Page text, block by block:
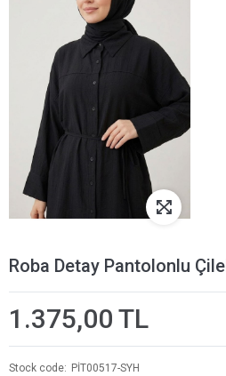
Roba Detay Pantolonlu
1.375,00 TL
Stock code PİT00517-SYH